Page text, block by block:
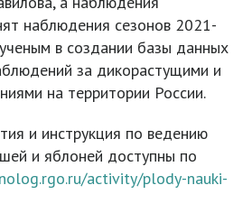
наблюдения сезонов 2021-
в создании базы данных
за дикорастущими и
на территории России.
и инструкция по ведению
и яблоней доступны по
activity/plody-nauki-